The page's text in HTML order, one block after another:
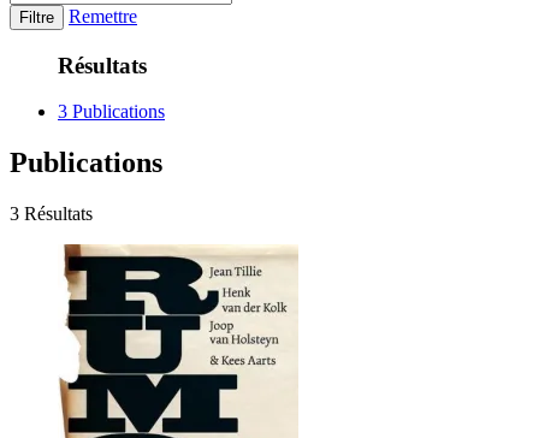
Remettre
Résultats
3 Publications
Publications
3 Résultats